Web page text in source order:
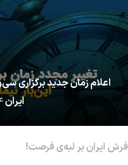
اعلام زمان جدید برگزاری
ایران
فرش ایران بر لبه‌ی فرصت!